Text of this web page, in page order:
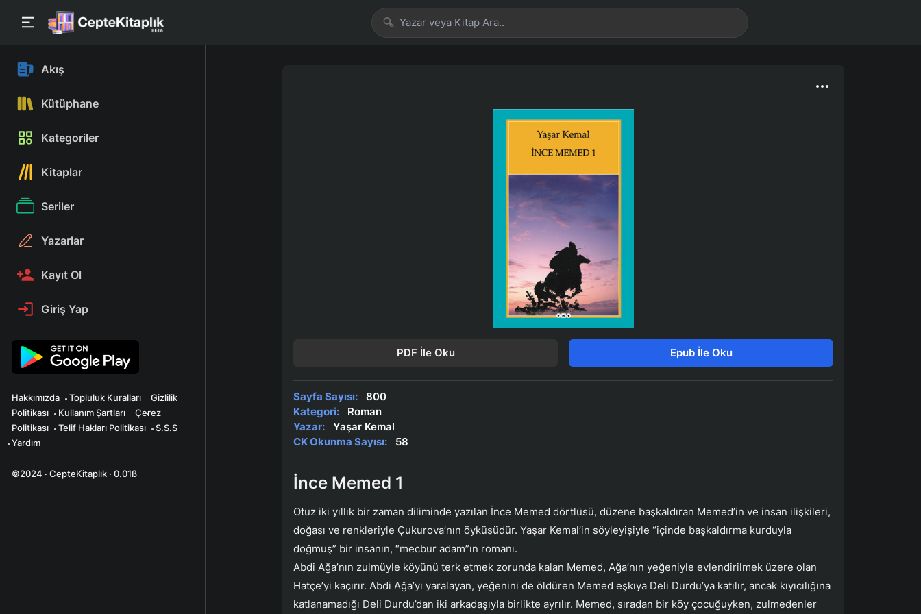
Akış
Kütüphane
Kategoriler
Kitaplar
Seriler
Yazarlar
Kayıt Ol
Giriş Yap
Hakkımızda Topluluk Kuralları
Gizlilik
Politikası
Kullanım Şartları
Çerez
Politikası
Telif Hakları Politikası
S.S.S
Yardım
©2024 · CepteKitaplık · 0.01ß
PDF İle Oku Epub İle Oku
Sayfa Sayısı:
800
Kategori:
Roman
Yazar:
Yaşar Kemal
CK Okunma Sayısı:
58
İnce Memed 1
Otuz iki yıllık bir zaman diliminde yazılan İnce Memed dörtlüsü, düzene başkaldıran Memed’in ve insan ilişkileri,
doğası ve renkleriyle Çukurova’nın öyküsüdür. Yaşar Kemal’in söyleyişiyle “içinde başkaldırma kurduyla
doğmuş” bir insanın, “mecbur adam”ın romanı.
Abdi Ağa’nın zulmüyle köyünü terk etmek zorunda kalan Memed, Ağa’nın yeğeniyle evlendirilmek üzere olan
Hatçe’yi kaçırır. Abdi Ağa’yı yaralayan, yeğenini de öldüren Memed eşkıya Deli Durdu’ya katılır, ancak kıyıcılığına
katlanamadığı Deli Durdu’dan iki arkadaşıyla birlikte ayrılır. Memed, sıradan bir köy çocuğuyken, zulmedenler